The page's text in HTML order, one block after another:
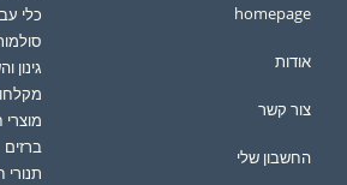
homepage
אודות
צור קשר
החשבון שלי
כלי
גינון
ברזים
תנורי